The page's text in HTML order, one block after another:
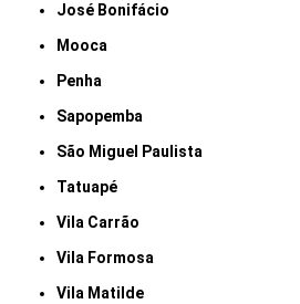
José Bonifácio
Mooca
Penha
Sapopemba
São Miguel Paulista
Tatuapé
Vila Carrão
Vila Formosa
Vila Matilde